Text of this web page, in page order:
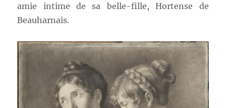
amie intime de sa belle-fille, Hortense de
Beauharnais.